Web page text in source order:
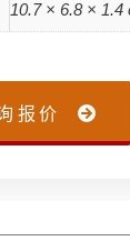
10.7 × 6.8 × 1.4
报价